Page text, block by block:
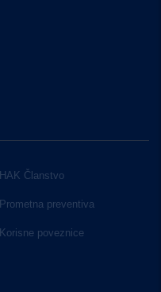
HAK Članstvo
Prometna preventiva
Korisne poveznice